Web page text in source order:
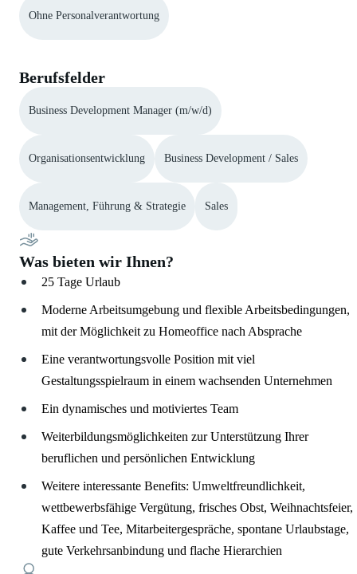
Ohne Personalverantwortung
Berufsfelder
Business Development Manager (m/w/d)
Organisationsentwicklung Business Development / Sales
Management, Führung & Strategie Sales
Was bieten wir Ihnen?
25 Tage Urlaub
Moderne Arbeitsumgebung und flexible Arbeitsbedingungen,
mit der Möglichkeit zu Homeoffice nach Absprache
Eine verantwortungsvolle Position mit viel
Gestaltungsspielraum in einem wachsenden Unternehmen
Ein dynamisches und motiviertes Team
Weiterbildungsmöglichkeiten zur Unterstützung Ihrer
beruflichen und persönlichen Entwicklung
Weitere interessante Benefits: Umweltfreundlichkeit,
wettbewerbsfähige Vergütung, frisches Obst, Weihnachtsfeier,
Kaffee und Tee, Mitarbeitergespräche, spontane Urlaubstage,
gute Verkehrsanbindung und flache Hierarchien